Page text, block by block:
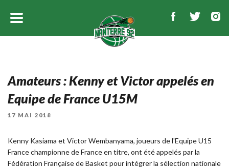
Amateurs : Kenny et Victor appelés en
Equipe de France U15M
PUBLIÉ
17 MAI 2018
Kenny Kasiama et Victor Wembanyama, joueurs de l'Equipe U15
France championne de France en titre, ont été appelés par la
Fédération Française de Basket pour intégrer la sélection nationale